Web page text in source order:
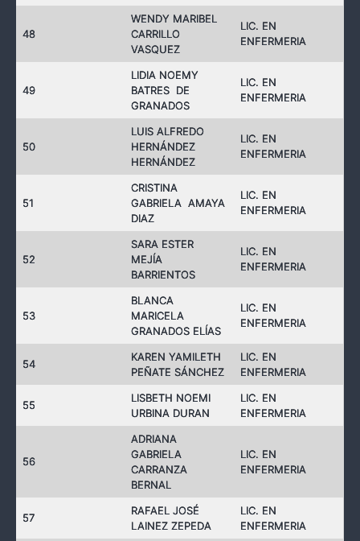
48
WENDY MARIBEL
CARRILLO
VASQUEZ
LIC. EN
ENFERMERIA
49
LIDIA NOEMY
BATRES DE
GRANADOS
LIC. EN
ENFERMERIA
50
LUIS ALFREDO
HERNÁNDEZ
HERNÁNDEZ
LIC. EN
ENFERMERIA
51
CRISTINA
GABRIELA AMAYA
DIAZ
LIC. EN
ENFERMERIA
52
SARA ESTER
MEJÍA
BARRIENTOS
LIC. EN
ENFERMERIA
53
BLANCA
MARICELA
GRANADOS ELÍAS
LIC. EN
ENFERMERIA
54
KAREN YAMILETH
PEÑATE SÁNCHEZ
LIC. EN
ENFERMERIA
55
LISBETH NOEMI
URBINA DURAN
LIC. EN
ENFERMERIA
56
ADRIANA
GABRIELA
CARRANZA
BERNAL
LIC. EN
ENFERMERIA
57
RAFAEL JOSÉ
LAINEZ ZEPEDA
LIC. EN
ENFERMERIA